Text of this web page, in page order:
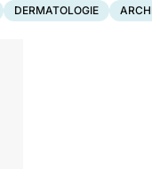
DERMATOLOGIE